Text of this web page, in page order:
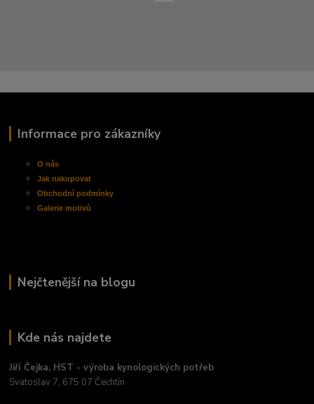
Informace pro zákazníky
O nás
Jak nakupovat
Obchodnípodmínky
Galerie motivů
Nejčtenější na blogu
Kde nás najdete
Jiří Čejka, HST - výroba kynologických potřeb
Svatoslav 7, 675 07 Čechtín